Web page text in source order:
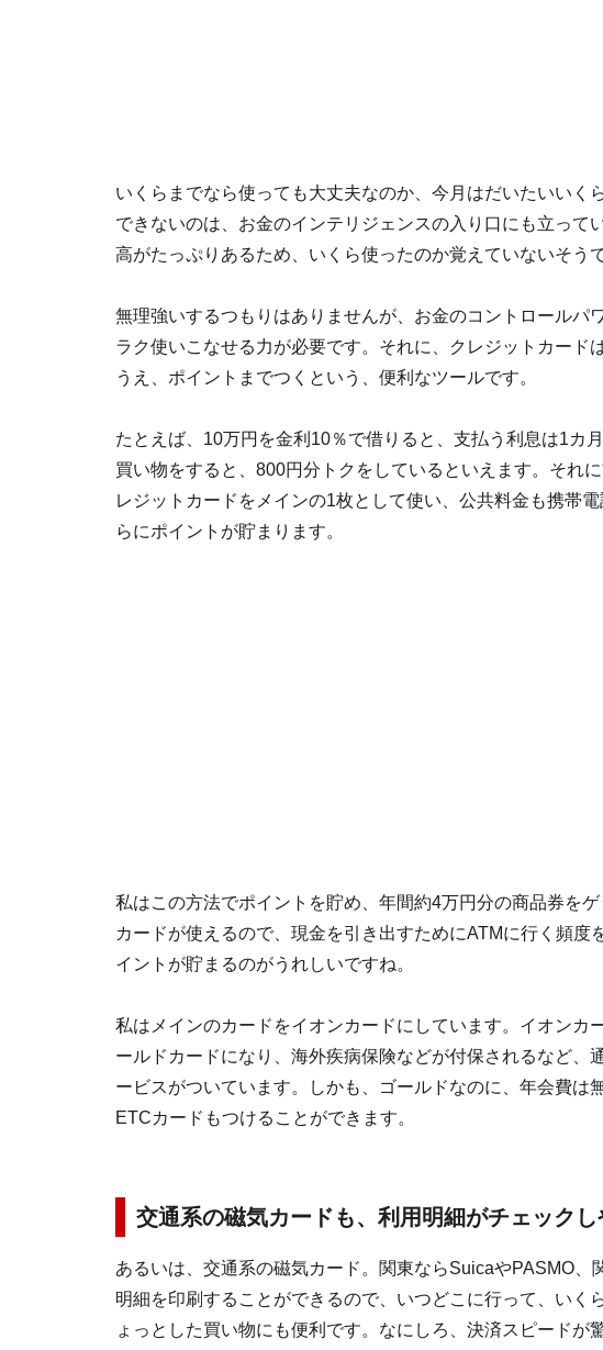
いくらまでなら使っても大丈夫なのか、今月はだいたいいく
できないのは、お金のインテリジェンスの入り口にも立って
高がたっぷりあるため、いくら使ったのか覚えていないそう
無理強いするつもりはありませんが、お金のコントロールパ
ラク使いこなせる力が必要です。それに、クレジットカード
うえ、ポイントまでつくという、便利なツールです。
たとえば、10万円を金利10％で借りると、支払う利息は1カ
買い物をすると、800円分トクをしているといえます。それ
レジットカードをメインの1枚として使い、公共料金も携帯
らにポイントが貯まります。
私はこの方法でポイントを貯め、年間約4万円分の商品券を
カードが使えるので、現金を引き出すためにATMに行く頻度
イントが貯まるのがうれしいですね。
私はメインのカードをイオンカードにしています。イオンカ
ールドカードになり、海外疾病保険などが付保されるなど、
ービスがついています。しかも、ゴールドなのに、年会費は
ETCカードもつけることができます。
交通系の磁気カードも、利用明細がチェックし
あるいは、交通系の磁気カード。関東ならSuicaやPASMO、
明細を印刷することができるので、いつどこに行って、いく
ょっとした買い物にも便利です。なにしろ、決済スピードが